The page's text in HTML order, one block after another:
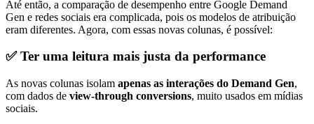
Até então, a comparação de desempenho entre Google Demand
Gen e redes sociais era complicada, pois os modelos de atribuição
eram diferentes. Agora, com essas novas colunas, é possível:
✅ Ter uma leitura mais justa da performance
As novas colunas isolam apenas as interações do Demand Gen,
com dados de view-through conversions, muito usados em mídias
sociais.